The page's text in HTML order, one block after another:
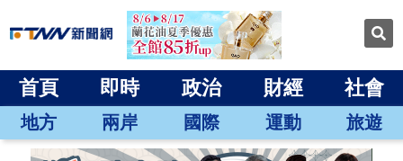
首頁 即時 政治 財經 社會
地方 兩岸 國際 運動 旅遊